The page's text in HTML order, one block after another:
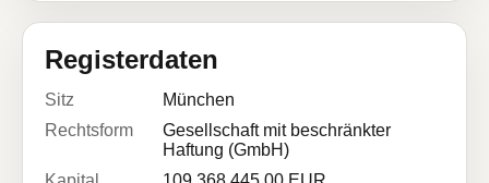
Registerdaten
Sitz
München
Rechtsform
Gesellschaft mit beschränkter
Haftung (GmbH)